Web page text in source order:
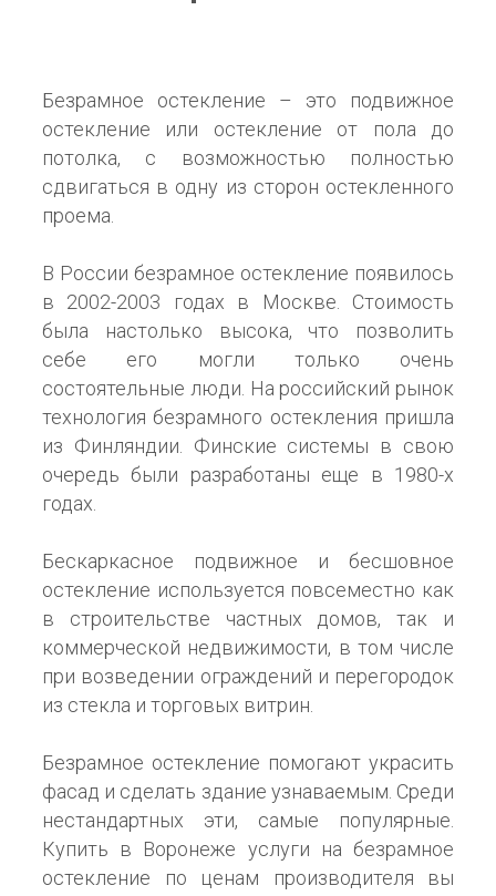
Безрамное остекление – это подвижное
остекление или остекление от пола до
потолка, с возможностью полностью
сдвигаться в одну из сторон остекленного
проема.
В России безрамное остекление появилось
в 2002-2003 годах в Москве. Стоимость
была настолько высока, что позволить
себе его могли только очень
состоятельные люди. На российский рынок
технология безрамного остекления пришла
из Финляндии. Финские системы в свою
очередь были разработаны еще в 1980-х
годах.
Бескаркасное подвижное и бесшовное
остекление используется повсеместно как
в строительстве частных домов, так и
коммерческой недвижимости, в том числе
при возведении ограждений и перегородок
из стекла и торговых витрин.
Безрамное остекление помогают украсить
фасад и сделать здание узнаваемым. Среди
нестандартных эти, самые популярные.
Купить в Воронеже услуги на безрамное
остекление по ценам производителя вы